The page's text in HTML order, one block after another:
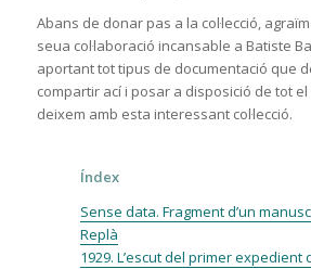
Abans de donar pas a la col·lecció,
seua col·laboració incansable a Batiste
aportant tot tipus de documentació que
compartir ací i posar a disposició de tot
deixem amb esta interessant col·lecció.
Índex
Sense data. Fragment d’un
Replà
1929. L’escut del primer expedient